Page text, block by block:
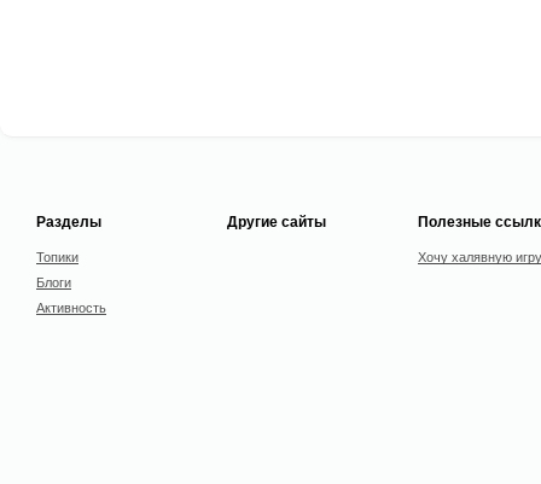
Разделы
Топики
Блоги
Активность
Другие сайты Полезные
Хочу халявную игру